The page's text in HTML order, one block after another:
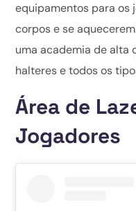
equipamentos para os
corpos e se
uma academia de alta
halteres e todos os
Área de
Jogadores